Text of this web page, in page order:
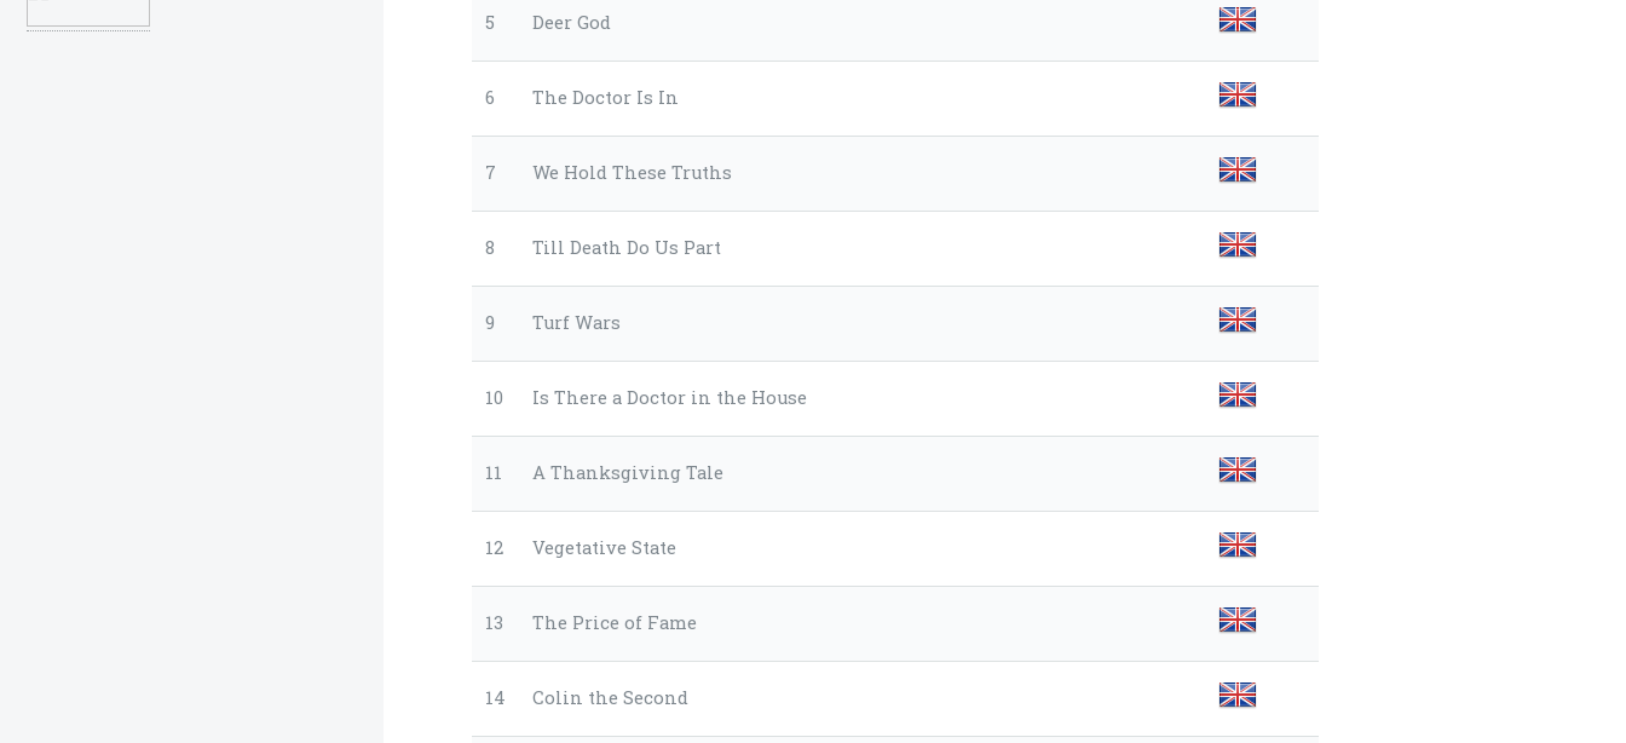
5 Deer God
6 The Doctor Is In
7 We Hold These Truths
8 Till Death Do Us Part
9 Turf Wars
10 Is There a Doctor in the House
11 A Thanksgiving Tale
12 Vegetative State
13 The Price of Fame
14 Colin the Second